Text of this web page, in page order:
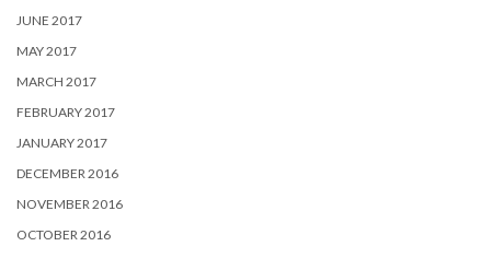
JUNE 2017
MAY 2017
MARCH 2017
FEBRUARY 2017
JANUARY 2017
DECEMBER 2016
NOVEMBER 2016
OCTOBER 2016